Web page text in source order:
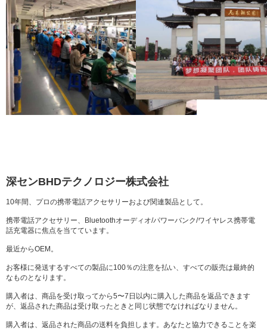
深センBHDテクノロジー株式会社
10年間、プロの携帯電話アクセサリーおよび関連製品として。
携帯電話アクセサリー、Bluetoothオーディオ/パワーバンク/ワイヤレス携帯電
話充電器に焦点を当てています。
最近からOEM。
お客様に発送するすべての製品に100％の注意を払い、すべての販売は最終的
なものとなります。
購入者は、商品を受け取ってから5〜7日以内に購入した商品を返品できます
が、返品された商品は受け取ったときと同じ状態でなければなりません。
購入者は、返品された商品の送料を負担します。あなたと協力できることを楽